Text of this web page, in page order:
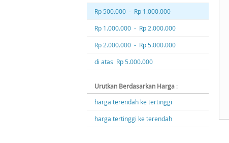
Rp 500.000 - Rp 1.000.000
Rp 1.000.000 - Rp 2.000.000
Rp 2.000.000 - Rp 5.000.000
di atas Rp 5.000.000
Urutkan Berdasarkan Harga :
harga terendah ke tertinggi
harga tertinggi ke terendah